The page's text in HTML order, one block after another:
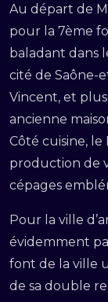
Au départ de
pour la 7ème
baladant dans
cité de Saône-
Vincent, et plus
ancienne
Côté cuisine,
production de
cépages
Pour la ville
évidemment
font de la ville
de sa double